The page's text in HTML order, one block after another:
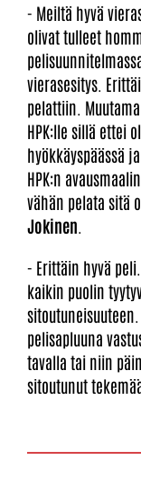
- Meiltä hyvä
olivat tulleet
vierasesitys.
pelattiin.
HPK:lle sillä ettei
hyökkäyspäässä
HPK:n
vähän pelata sitä
Jokinen
- Erittäin hyvä
kaikin puolin
pelisapluuna
tavalla tai niin
sitoutunut